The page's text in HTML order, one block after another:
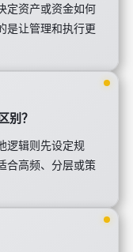
定资产或资金如何
是让管理和执行更
别？
逻辑则先设定规
合高频、分层或策